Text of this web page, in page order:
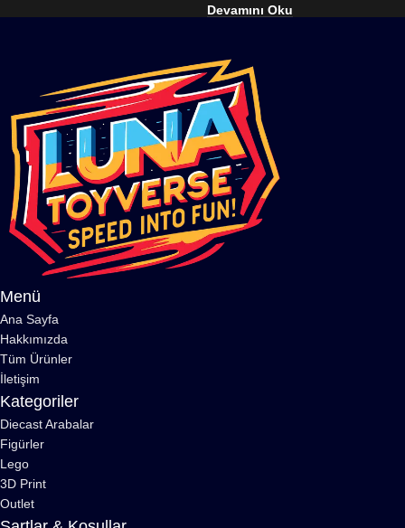
Devamını Oku
Menü
Ana Sayfa
Hakkımızda
Tüm Ürünler
İletişim
Kategoriler
Diecast Arabalar
Figürler
Lego
3D Print
Outlet